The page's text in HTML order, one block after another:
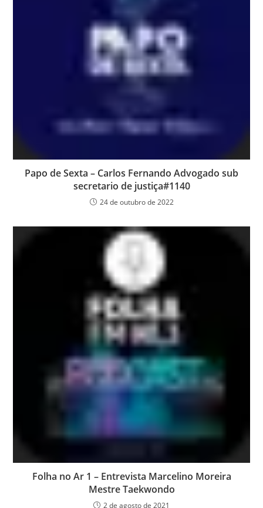
Papo de Sexta – Carlos Fernando Advogado sub
secretario de justiça#1140
24 de outubro de 2022
Folha no Ar 1 – Entrevista Marcelino Moreira
Mestre Taekwondo
2 de agosto de 2021